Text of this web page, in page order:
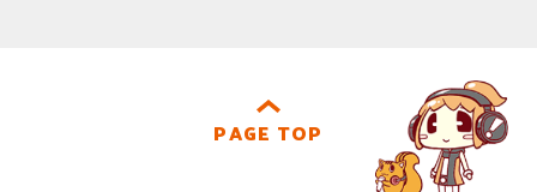
PAGE TOP